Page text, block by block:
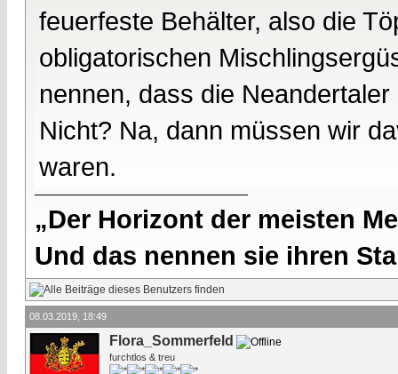
feuerfeste Behälter, also die
obligatorischen
nennen, dass die
Nicht? Na, dann müssen wir
waren.
„Der Horizont der meisten
Und das nennen sie ihren
08.03.2019, 18:49
Flora_Sommerfeld
furchtlos & treu